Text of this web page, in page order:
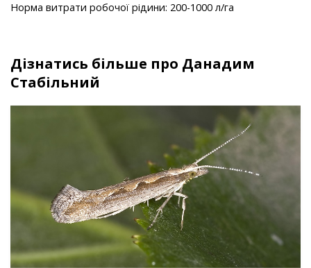
Норма витрати робочої рідини: 200-1000 л/га
Дізнатись більше про Данадим
Стабільний